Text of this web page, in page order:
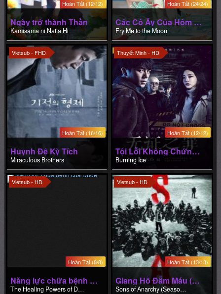
Hoàn Tất (12/12)
Ngày trở thành Thần
Kamisama ni Natta Hi
Hoàn Tất (24/24)
Các Cô Ấy Của Hôm Nay
Fry Me to the Moon
Vietsub - FHD
Hoàn Tất (16/16)
Huynh Đệ Kỳ Tích
Miraculous Brothers
Thuyết Minh - HD
Hoàn Tất (12/12)
Tội Lỗi Không Chứng Cứ
Burning Ice
Vietsub - HD
Hoàn Tất (8/8)
Năng lực chữa bệnh của Dude
The Healing Powers of Dude
Vietsub - HD
Hoàn Tất (13/13)
Giang Hồ Đẫm Máu (Phần 5)
Sons of Anarchy (Season 5)